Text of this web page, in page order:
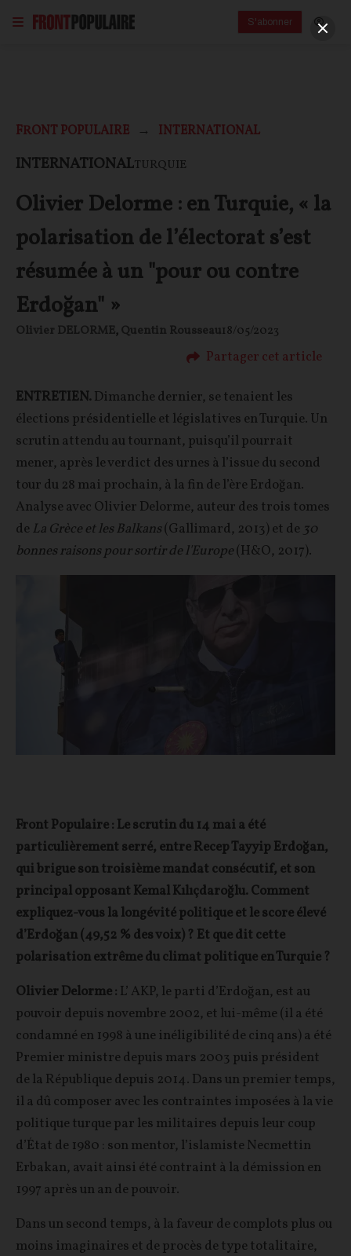
S'abonner
FRONT POPULAIRE INTERNATIONAL
INTERNATIONALTURQUIE
Olivier Delorme : en Turquie, « la
polarisation de l’électorat s’est
résumée à un "pour ou contre
Erdoğan" »
Olivier DELORME,Quentin Rousseau18/05/2023
Partager cet article
ENTRETIEN.Dimanche dernier, se tenaient les
élections présidentielle et législatives en Turquie. Un
scrutin attendu au tournant, puisqu’il pourrait
mener, après le verdict des urnes à l’issue du second
tour du 28 mai prochain, à la fin de l’ère Erdoğan.
Analyse avec Olivier Delorme, auteur des trois tomes
de La Grèce et les Balkans(Gallimard, 2013) et de 30
bonnes raisons pour sortir de l'Europe(H&O, 2017).
Front Populaire : Le scrutin du 14 mai a été
particulièrement serré, entre Recep Tayyip Erdoğan,
qui brigue son troisième mandat consécutif, et son
principal opposant Kemal Kılıçdaroğlu. Comment
expliquez-vous la longévité politique et le score élevé
d’Erdoğan (49,52 % des voix) ? Et que dit cette
polarisation extrême du climat politique en Turquie ?
Olivier Delorme : L’ AKP, le parti d’Erdoğan, est au
pouvoir depuis novembre 2002, et lui-même (il a été
condamné en 1998 à une inéligibilité de cinq ans) a été
Premier ministre depuis mars 2003 puis président
de la République depuis 2014. Dans un premier temps,
il a dû composer avec les contraintes imposées à la vie
politique turque par les militaires depuis leur coup
d’État de 1980 : son mentor, l’islamiste Necmettin
Erbakan, avait ainsi été contraint à la démission en
1997 après un an de pouvoir.
Dans un second temps, à la faveur de complots plus ou
moins imaginaires et de procès de type totalitaire,